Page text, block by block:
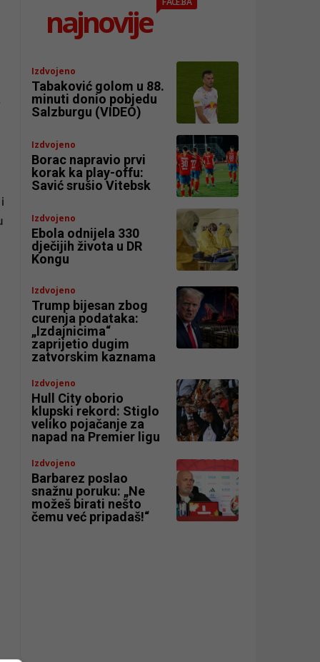
najnovije
Izdvojeno
Tabaković golom u 88.
minuti donio pobjedu
Salzburgu (VIDEO)
Izdvojeno
Borac napravio prvi
korak ka play-offu:
Savić srušio Vitebsk
Izdvojeno
Ebola odnijela 330
dječijih života u DR
Kongu
Izdvojeno
Trump bijesan zbog
curenja podataka:
„Izdajnicima“
zaprijetio dugim
zatvorskim kaznama
Izdvojeno
Hull City oborio
klupski rekord: Stiglo
veliko pojačanje za
napad na Premier ligu
Izdvojeno
Barbarez poslao
snažnu poruku: „Ne
možeš birati nešto
čemu već pripadaš!“